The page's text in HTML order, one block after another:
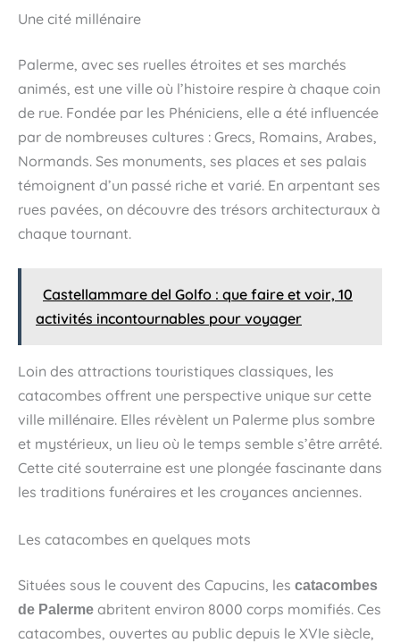
Une cité millénaire
Palerme, avec ses ruelles étroites et ses marchés
animés, est une ville où l’histoire respire à chaque coin
de rue. Fondée par les Phéniciens, elle a été influencée
par de nombreuses cultures : Grecs, Romains, Arabes,
Normands. Ses monuments, ses places et ses palais
témoignent d’un passé riche et varié. En arpentant ses
rues pavées, on découvre des trésors architecturaux à
chaque tournant.
Castellammare del Golfo : que faire et voir, 10
activités incontournables pour voyager
Loin des attractions touristiques classiques, les
catacombes offrent une perspective unique sur cette
ville millénaire. Elles révèlent un Palerme plus sombre
et mystérieux, un lieu où le temps semble s’être arrêté.
Cette cité souterraine est une plongée fascinante dans
les traditions funéraires et les croyances anciennes.
Les catacombes en quelques mots
Situées sous le couvent des Capucins, les catacombes
de Palerme abritent environ 8000 corps momifiés. Ces
catacombes, ouvertes au public depuis le XVIe siècle,